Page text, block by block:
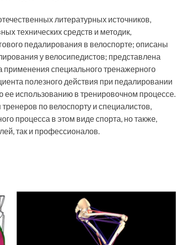
литературных источников,
технических средств и методик,
педалирования в велоспорте; описаны
у велосипедистов; представлена
специального тренажерного
полезного действия при педалировании
ее использованию в тренировочном процессе.
по велоспорту и специалистов,
процесса в этом виде спорта, но также,
так и профессионалов.